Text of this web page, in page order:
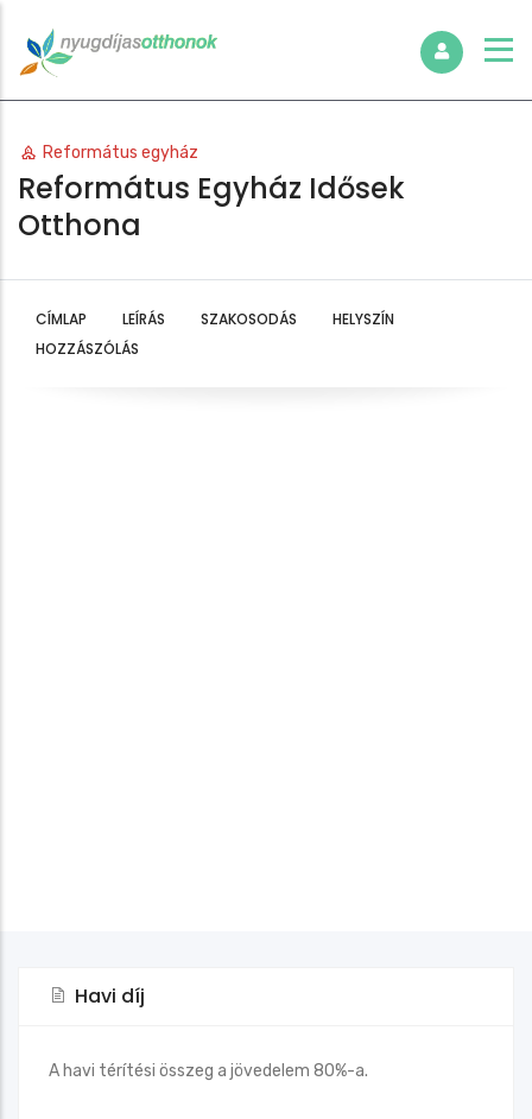
Református egyház
Református Egyház Idősek
Otthona
CÍMLAP LEÍRÁS SZAKOSODÁS
HELYSZÍN
HOZZÁSZÓLÁS
Havi díj
A havi térítési összeg a jövedelem 80%-a.